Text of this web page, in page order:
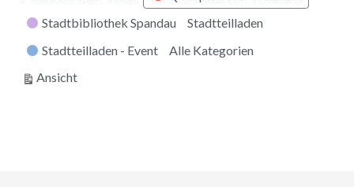
Stadtbibliothek Spandau
Stadtteilladen
Stadtteilladen - Event
Alle Kategorien
Ansichtausdrucken